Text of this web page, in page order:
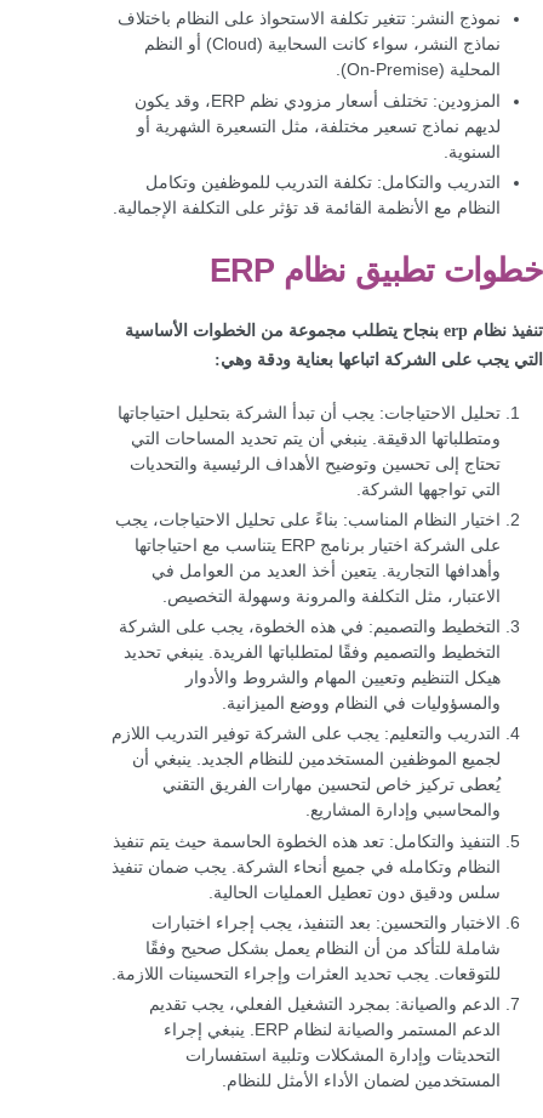
نموذج النشر: تتغير تكلفة الاستحواذ على النظام باختلاف
نماذج النشر، سواء كانت السحابية (Cloud) أو النظم
المحلية (On-Premise).
المزودين: تختلف أسعار مزودي نظم ERP، وقد يكون
لديهم نماذج تسعير مختلفة، مثل التسعيرة الشهرية أو
السنوية.
التدريب والتكامل: تكلفة التدريب للموظفين وتكامل
النظام مع الأنظمة القائمة قد تؤثر على التكلفة الإجمالية.
خطوات تطبيق نظام ERP
تنفيذ نظام erp بنجاح يتطلب مجموعة من الخطوات الأساسية
التي يجب على الشركة اتباعها بعناية ودقة وهي:
تحليل الاحتياجات: يجب أن تبدأ الشركة بتحليل احتياجاتها
ومتطلباتها الدقيقة. ينبغي أن يتم تحديد المساحات التي
تحتاج إلى تحسين وتوضيح الأهداف الرئيسية والتحديات
التي تواجهها الشركة.
اختيار النظام المناسب: بناءً على تحليل الاحتياجات، يجب
على الشركة اختيار برنامج ERP يتناسب مع احتياجاتها
وأهدافها التجارية. يتعين أخذ العديد من العوامل في
الاعتبار، مثل التكلفة والمرونة وسهولة التخصيص.
التخطيط والتصميم: في هذه الخطوة، يجب على الشركة
التخطيط والتصميم وفقًا لمتطلباتها الفريدة. ينبغي تحديد
هيكل التنظيم وتعيين المهام والشروط والأدوار
والمسؤوليات في النظام ووضع الميزانية.
التدريب والتعليم: يجب على الشركة توفير التدريب اللازم
لجميع الموظفين المستخدمين للنظام الجديد. ينبغي أن
يُعطى تركيز خاص لتحسين مهارات الفريق التقني
والمحاسبي وإدارة المشاريع.
التنفيذ والتكامل: تعد هذه الخطوة الحاسمة حيث يتم تنفيذ
النظام وتكامله في جميع أنحاء الشركة. يجب ضمان تنفيذ
سلس ودقيق دون تعطيل العمليات الحالية.
الاختبار والتحسين: بعد التنفيذ، يجب إجراء اختبارات
شاملة للتأكد من أن النظام يعمل بشكل صحيح وفقًا
للتوقعات. يجب تحديد العثرات وإجراء التحسينات اللازمة.
الدعم والصيانة: بمجرد التشغيل الفعلي، يجب تقديم
الدعم المستمر والصيانة لنظام ERP. ينبغي إجراء
التحديثات وإدارة المشكلات وتلبية استفسارات
المستخدمين لضمان الأداء الأمثل للنظام.